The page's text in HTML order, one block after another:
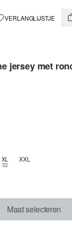
VERLANGLIJSTJE
jersey met
BESCHIKBAAR
XLTHIS SIZE IS
XXL
Maat selecteren